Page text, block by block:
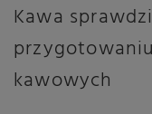
Kawa
kawowych